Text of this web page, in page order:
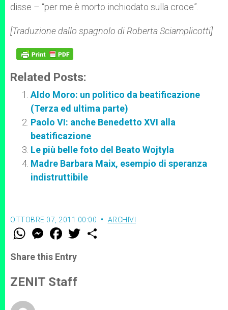
disse – “per me è morto inchiodato sulla croce”.
[Traduzione dallo spagnolo di Roberta Sciamplicotti]
Related Posts:
Aldo Moro: un politico da beatificazione
(Terza ed ultima parte)
Paolo VI: anche Benedetto XVI alla
beatificazione
Le più belle foto del Beato Wojtyla
Madre Barbara Maix, esempio di speranza
indistruttibile
OTTOBRE 07, 2011 00:00 ARCHIVI
W
t
s
p
p
M
e
s
e
g
e
F
a
e
b
o
k
w
Share this Entry
ZENIT Staff